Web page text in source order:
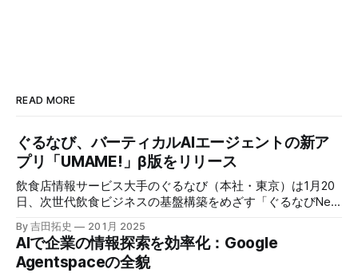
READ MORE
ぐるなび、バーティカルAIエージェントの新ア
プリ「UMAME!」β版をリリース
飲食店情報サービス大手のぐるなび（本社・東京）は1月20
日、次世代飲食ビジネスの基盤構築をめざす「ぐるなびNext
プロジェクト」の初成果として、新たな飲食店探索アプリ
「UMAME!（うまみー！）」のβ版を公開した。
By 吉田拓史 20 1月 2025
AIで企業の情報探索を効率化：Google
Agentspaceの全貌